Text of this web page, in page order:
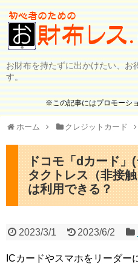
お財布を持たずに出かけたい、お
す。
※この記事にはプロモーシ
ホーム クレジットカード
ドコモ「dカード」
タクトレス（非接
は利用できる？
2023/3/1 2023/6/2
ICカードやスマホをリーダー